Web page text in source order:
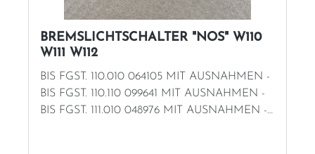
BREMSLICHTSCHALTER "NOS" W110
W111 W112
BIS FGST. 110.010 064105 MIT AUSNAHMEN -
BIS FGST. 110.110 099641 MIT AUSNAHMEN -
BIS FGST. 111.010 048976 MIT AUSNAHMEN -